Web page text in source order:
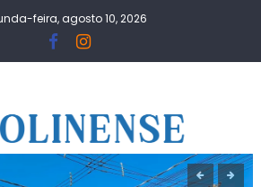
feira, agosto 10, 2026